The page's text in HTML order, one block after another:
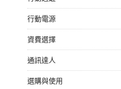
行動電源
資費選擇
通訊達人
選購與使用